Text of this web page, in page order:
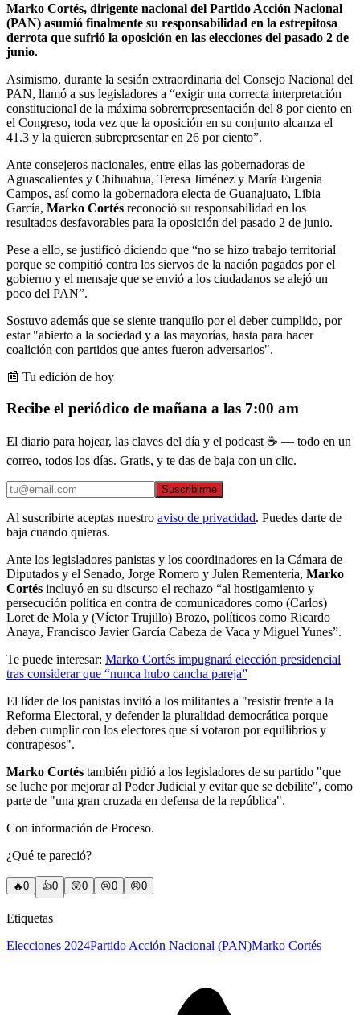
Marko Cortés, dirigente nacional del Partido Acción Nacional
(PAN) asumió finalmente su responsabilidad en la estrepitosa
derrota que sufrió la oposición en las elecciones del pasado 2 de
junio.
Asimismo, durante la sesión extraordinaria del Consejo Nacional del
PAN, llamó a sus legisladores a “exigir una correcta interpretación
constitucional de la máxima sobrerrepresentación del 8 por ciento en
el Congreso, toda vez que la oposición en su conjunto alcanza el
41.3 y la quieren subrepresentar en 26 por ciento”.
Ante consejeros nacionales, entre ellas las gobernadoras de
Aguascalientes y Chihuahua, Teresa Jiménez y María Eugenia
Campos, así como la gobernadora electa de Guanajuato, Libia
García, Marko Cortés reconoció su responsabilidad en los
resultados desfavorables para la oposición del pasado 2 de junio.
Pese a ello, se justificó diciendo que “no se hizo trabajo territorial
porque se compitió contra los siervos de la nación pagados por el
gobierno y el mensaje que se envió a los ciudadanos se alejó un
poco del PAN”.
Sostuvo además que se siente tranquilo por el deber cumplido, por
estar "abierto a la sociedad y a las mayorías, hasta para hacer
coalición con partidos que antes fueron adversarios".
📰 Tu edición de hoy
Recibe el periódico de mañana a las 7:00 am
El diario para hojear, las claves del día y el podcast ☕ — todo en un
correo, todos los días. Gratis, y te das de baja con un clic.
Suscribirme
Al suscribirte aceptas nuestro aviso de privacidad. Puedes darte de
baja cuando quieras.
Ante los legisladores panistas y los coordinadores en la Cámara de
Diputados y el Senado, Jorge Romero y Julen Rementería, Marko
Cortés incluyó en su discurso el rechazo “al hostigamiento y
persecución política en contra de comunicadores como (Carlos)
Loret de Mola y (Víctor Trujillo) Brozo, políticos como Ricardo
Anaya, Francisco Javier García Cabeza de Vaca y Miguel Yunes”.
Te puede interesar: Marko Cortés impugnará elección presidencial
tras considerar que “nunca hubo cancha pareja”
El líder de los panistas invitó a los militantes a "resistir frente a la
Reforma Electoral, y defender la pluralidad democrática porque
deben cumplir con los electores que sí votaron por equilibrios y
contrapesos".
Marko Cortés también pidió a los legisladores de su partido "que
se luche por mejorar al Poder Judicial y evitar que se debilite", como
parte de "una gran cruzada en defensa de la república".
Con información de Proceso.
¿Qué te pareció?
🔥0 👍0 😲0 😢0 😠0
Etiquetas
Elecciones 2024Partido Acción Nacional (PAN)Marko Cortés